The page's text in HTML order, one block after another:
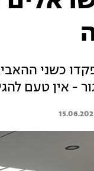
כשני
- אין טעם